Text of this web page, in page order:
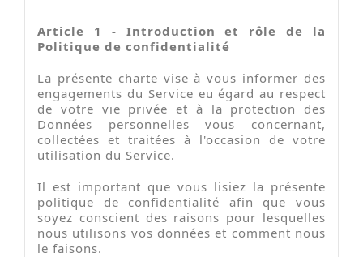
Article 1 - Introduction et rôle de la
Politique de confidentialité
La présente charte vise à vous informer des
engagements du Service eu égard au respect
de votre vie privée et à la protection des
Données personnelles vous concernant,
collectées et traitées à l'occasion de votre
utilisation du Service.
Il est important que vous lisiez la présente
politique de confidentialité afin que vous
soyez conscient des raisons pour lesquelles
nous utilisons vos données et comment nous
le faisons.